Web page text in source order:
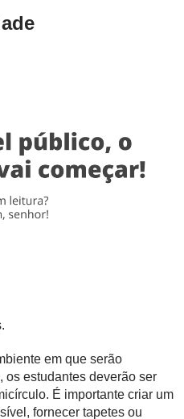
em que serão
os estudantes deverão ser
É importante criar um
fornecer tapetes ou